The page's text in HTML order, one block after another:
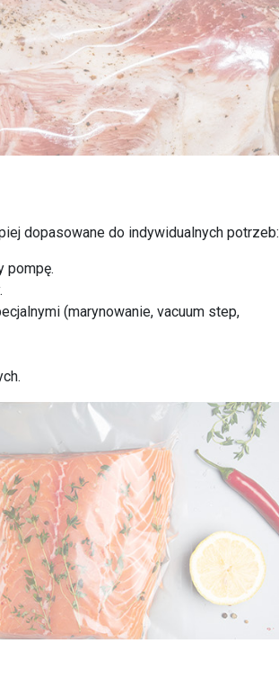
dopasowane do indywidualnych potrzeb:
pompę.
(marynowanie, vacuum step,